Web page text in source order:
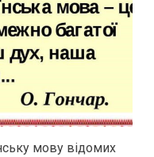
мову відомих